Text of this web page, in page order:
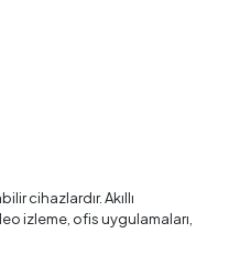
cihazlardır. Akıllı
izleme, ofis uygulamaları,